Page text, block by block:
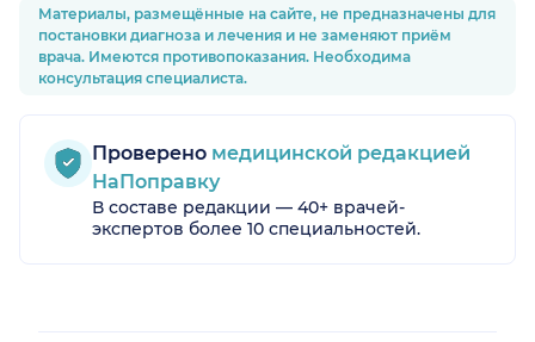
Материалы, размещённые на сайте, не предназначены для
постановки диагноза и лечения и не заменяют приём
врача. Имеются противопоказания. Необходима
консультация специалиста.
Проверено медицинской редакцией
НаПоправку
В составе редакции — 40+ врачей-
экспертов более 10 специальностей.